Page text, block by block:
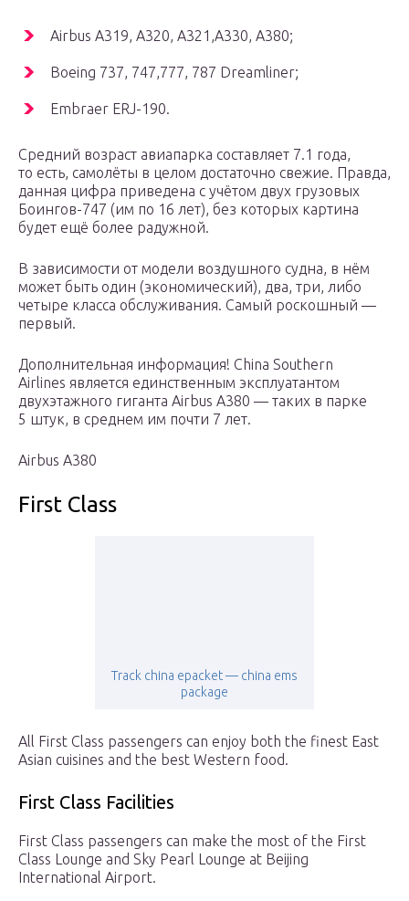
Airbus A319, A320, A321,А330, А380;
Boeing 737, 747,777, 787 Dreamliner;
Embraer ERJ-190.
Средний возраст авиапарка составляет 7.1 года,
то есть, самолёты в целом достаточно свежие. Правда,
данная цифра приведена с учётом двух грузовых
Боингов-747 (им по 16 лет), без которых картина
будет ещё более радужной.
В зависимости от модели воздушного судна, в нём
может быть один (экономический), два, три, либо
четыре класса обслуживания. Самый роскошный —
первый.
Дополнительная информация! China Southern
Airlines является единственным эксплуатантом
двухэтажного гиганта Airbus A380 — таких в парке
5 штук, в среднем им почти 7 лет.
Airbus A380
First Class
Track china epacket — china ems
package
All First Class passengers can enjoy both the finest East
Asian cuisines and the best Western food.
First Class Facilities
First Class passengers can make the most of the First
Class Lounge and Sky Pearl Lounge at Beijing
International Airport.